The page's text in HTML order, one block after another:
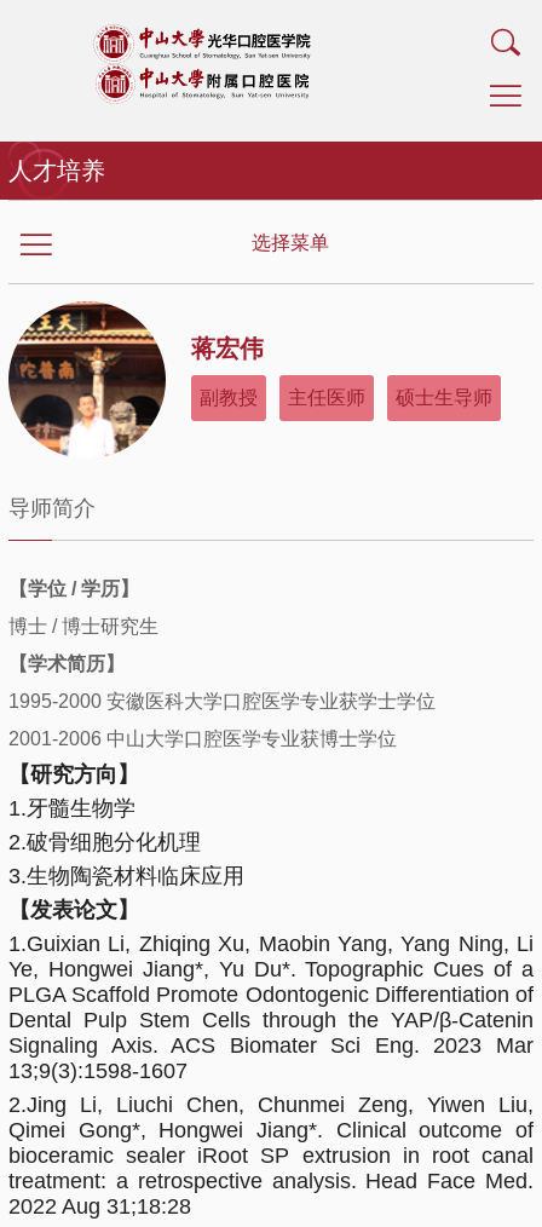
人才培养
选择菜单
蒋宏伟
副教授 主任医师 硕士生导师
导师简介
【学位 / 学历】
博士 /博士研究生
【学术简历】
1995-2000 安徽医科大学口腔医学专业获学士学位
2001-2006 中山大学口腔医学专业获博士学位
【研究方向 】
1.牙髓生物学
2.破骨细胞分化机理
3.生物陶瓷材料临床应用
【发表论文】
1.Guixian Li, Zhiqing Xu, Maobin Yang, Yang Ning, Li
Ye, Hongwei Jiang*, Yu Du*. Topographic Cues of a
PLGA Scaffold Promote Odontogenic Differentiation of
Dental Pulp Stem Cells through the YAP/β-Catenin
Signaling Axis. ACS Biomater Sci Eng. 2023 Mar
13;9(3):1598-1607
2.Jing Li, Liuchi Chen, Chunmei Zeng, Yiwen Liu,
Qimei Gong*, Hongwei Jiang*. Clinical outcome of
bioceramic sealer iRoot SP extrusion in root canal
treatment: a retrospective analysis. Head Face Med.
2022 Aug 31;18:28